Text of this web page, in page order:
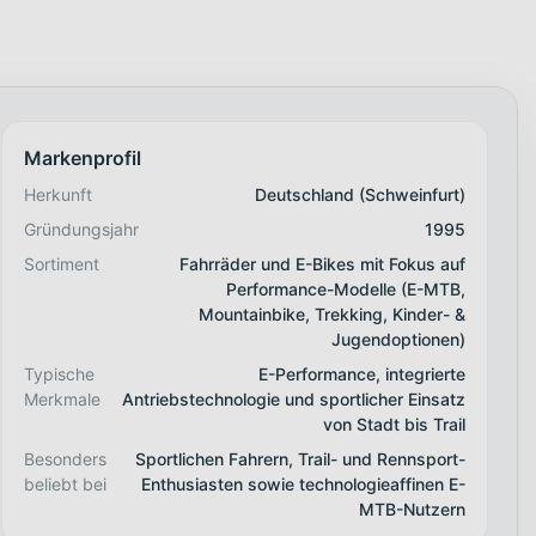
Markenprofil
Herkunft
Deutschland (Schweinfurt)
Gründungsjahr
1995
Sortiment
Fahrräder und E-Bikes mit Fokus auf
Performance-Modelle (E-MTB,
Mountainbike, Trekking, Kinder- &
Jugendoptionen)
Typische
Merkmale
E-Performance, integrierte
Antriebstechnologie und sportlicher Einsatz
von Stadt bis Trail
Besonders
beliebt bei
Sportlichen Fahrern, Trail- und Rennsport-
Enthusiasten sowie technologieaffinen E-
MTB-Nutzern